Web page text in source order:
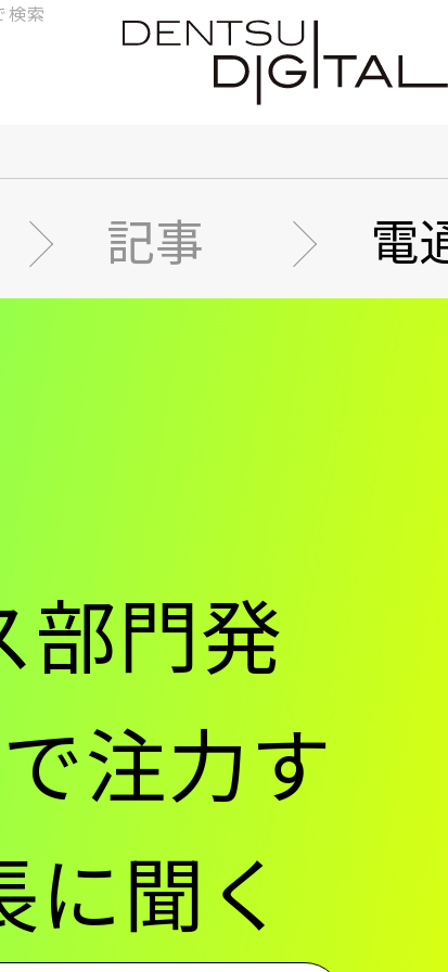
検
索
記事 電
部門発
注力す
聞く